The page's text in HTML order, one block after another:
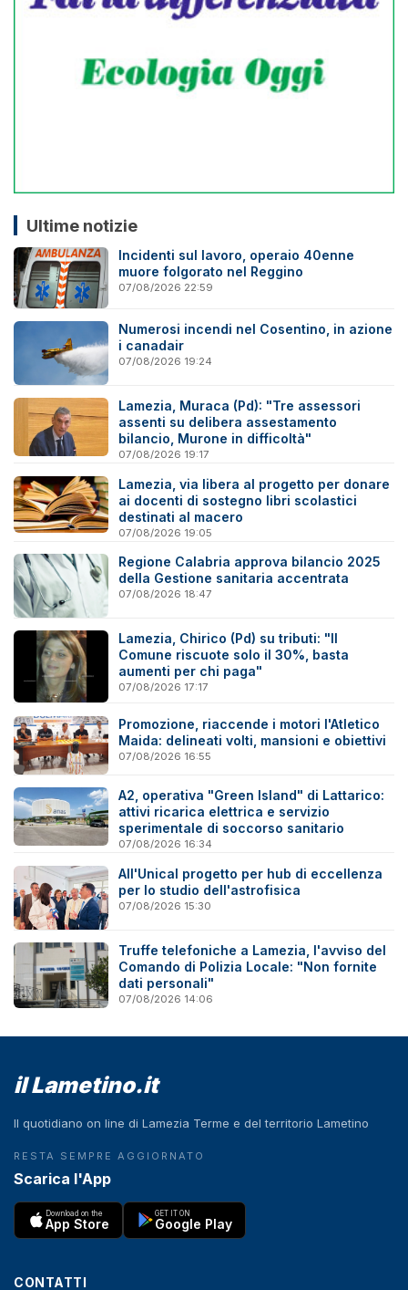
Ultime notizie
Incidenti sul lavoro, operaio 40enne
muore folgorato nel Reggino
07/08/2026 22:59
Numerosi incendi nel Cosentino, in azione
i canadair
07/08/2026 19:24
Lamezia, Muraca (Pd): "Tre assessori
assenti su delibera assestamento
bilancio, Murone in difficoltà"
07/08/2026 19:17
Lamezia, via libera al progetto per donare
ai docenti di sostegno libri scolastici
destinati al macero
07/08/2026 19:05
Regione Calabria approva bilancio 2025
della Gestione sanitaria accentrata
07/08/2026 18:47
Lamezia, Chirico (Pd) su tributi: "Il
Comune riscuote solo il 30%, basta
aumenti per chi paga"
07/08/2026 17:17
Promozione, riaccende i motori l'Atletico
Maida: delineati volti, mansioni e obiettivi
07/08/2026 16:55
A2, operativa "Green Island" di Lattarico:
attivi ricarica elettrica e servizio
sperimentale di soccorso sanitario
07/08/2026 16:34
All'Unical progetto per hub di eccellenza
per lo studio dell'astrofisica
07/08/2026 15:30
Truffe telefoniche a Lamezia, l'avviso del
Comando di Polizia Locale: "Non fornite
dati personali"
07/08/2026 14:06
il Lametino.it
Il quotidiano on line di Lamezia Terme e del territorio Lametino
RESTA SEMPRE AGGIORNATO
Scarica l'App
Download on the
App Store
GET IT ON
Google Play
CONTATTI